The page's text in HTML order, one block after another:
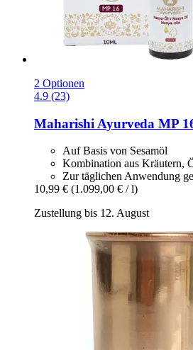
2 Optionen
4.9 (23)
Maharishi Ayurveda MP
Auf Basis von Sesamöl
Kombination aus Kräutern,
Zur täglichen Anwendung
10,99 € (1.099,00 € / l)
Zustellung bis 12. August